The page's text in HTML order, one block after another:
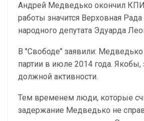
Андрей Медведько окончил
работы значится Верховная
народного депутата Эдуарда
В "Свободе" заявили:
партии в июле 2014 года. Якобы,
должной активности.
Тем временем люди, которые
задержание Медведько не